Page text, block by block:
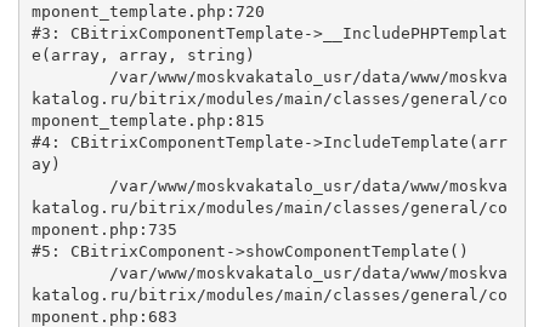
mponent_template.php:720
#3: CBitrixComponentTemplate->__IncludePHPTemplat
e(array, array, string)
katalog.ru/bitrix/modules/main/classes/general/co
mponent_template.php:815
#4: CBitrixComponentTemplate->IncludeTemplate(arr
ay)
katalog.ru/bitrix/modules/main/classes/general/co
mponent.php:735
#5: CBitrixComponent->showComponentTemplate()
katalog.ru/bitrix/modules/main/classes/general/co
mponent.php:683